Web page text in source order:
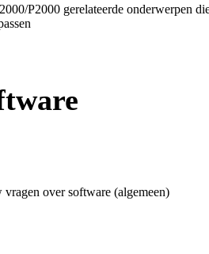
P2000 gerelateerde onderwerpen
vragen over software (algemeen)